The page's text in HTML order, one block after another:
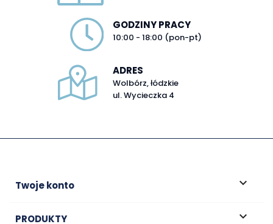
GODZINY PRACY
10:00 - 18:00 (pon-pt)
ADRES
Wolbórz, łódzkie
ul. Wycieczka 4
Twoje konto 
PRODUKTY 